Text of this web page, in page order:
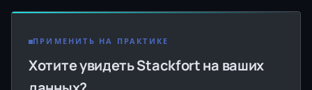
ПРИМЕНИТЬ НА ПРАКТИКЕ
Хотите увидеть Stackfort на ваших